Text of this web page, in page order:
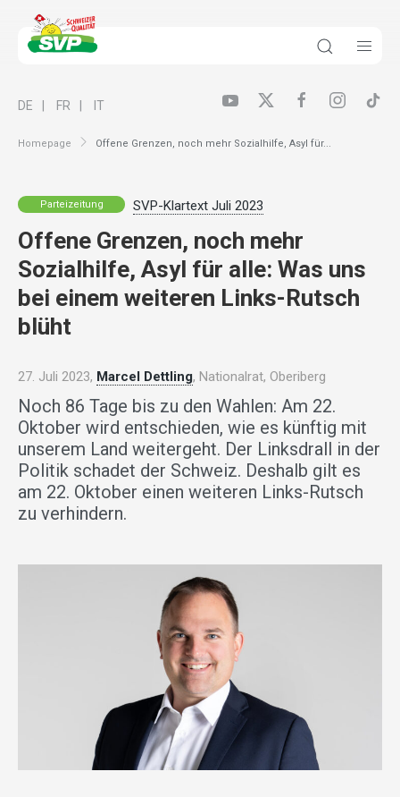
Homepage Offene Grenzen, noch mehr Sozialhilfe, Asyl für...
DE FR IT
Parteizeitung SVP-Klartext Juli 2023
Offene Grenzen, noch mehr
Sozialhilfe, Asyl für alle: Was uns
bei einem weiteren Links-Rutsch
blüht
27. Juli 2023, Marcel Dettling, Nationalrat, Oberiberg
Noch 86 Tage bis zu den Wahlen: Am 22.
Oktober wird entschieden, wie es künftig mit
unserem Land weitergeht. Der Linksdrall in der
Politik schadet der Schweiz. Deshalb gilt es
am 22. Oktober einen weiteren Links-Rutsch
zu verhindern.